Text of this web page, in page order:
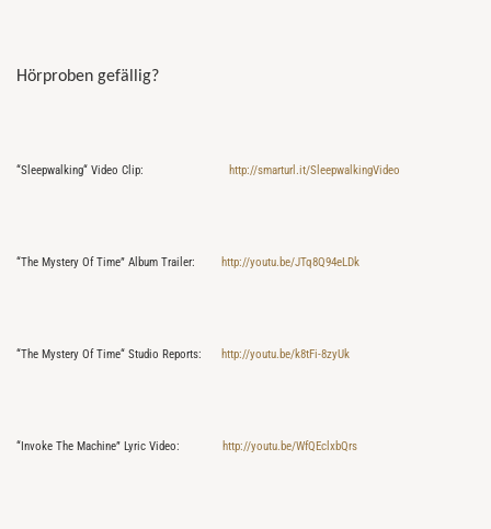
Hörproben gefällig?
“Sleepwalking“ Video Clip: http://smarturl.it/SleepwalkingVideo
“The Mystery Of Time” Album Trailer: http://youtu.be/JTq8Q94eLDk
“The Mystery Of Time“ Studio Reports: http://youtu.be/k8tFi-8zyUk
“Invoke The Machine” Lyric Video: http://youtu.be/WfQEclxbQrs